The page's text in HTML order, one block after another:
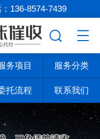
136-8574-7439
务项目 服务分类
托流程 联系我们